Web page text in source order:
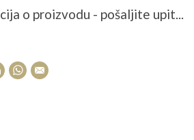
o proizvodu - pošaljite upit...